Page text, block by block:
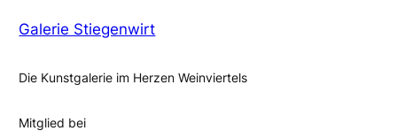
Galerie Stiegenwirt
Die Kunstgalerie im Herzen Weinviertels
Mitglied bei